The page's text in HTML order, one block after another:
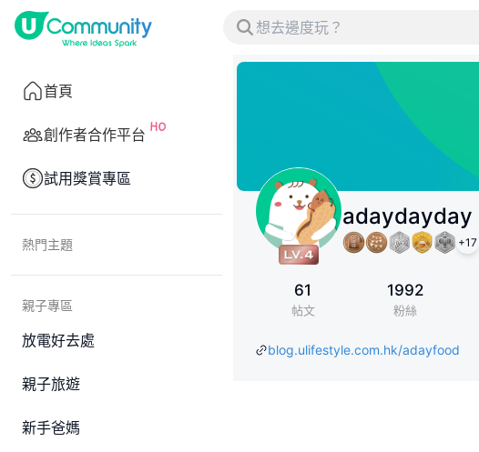
首頁
創作者合作平台
試用獎賞專區
熱門主題
親子專區
放電好去處
親子旅遊
新手爸媽
adaydayday
+17
61
帖文
1992
粉絲
blog.ulifestyle.com.hk/adayfood